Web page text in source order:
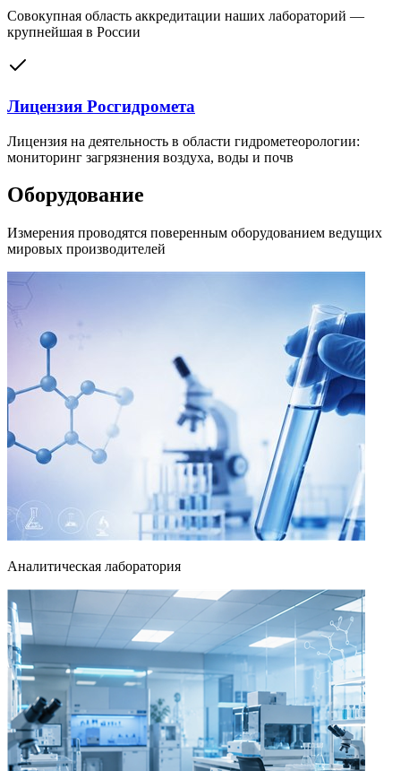
Совокупная область аккредитации наших лабораторий —
крупнейшая в России
Лицензия Росгидромета
Лицензия на деятельность в области гидрометеорологии:
мониторинг загрязнения воздуха, воды и почв
Оборудование
Измерения проводятся поверенным оборудованием ведущих
мировых производителей
Аналитическая лаборатория